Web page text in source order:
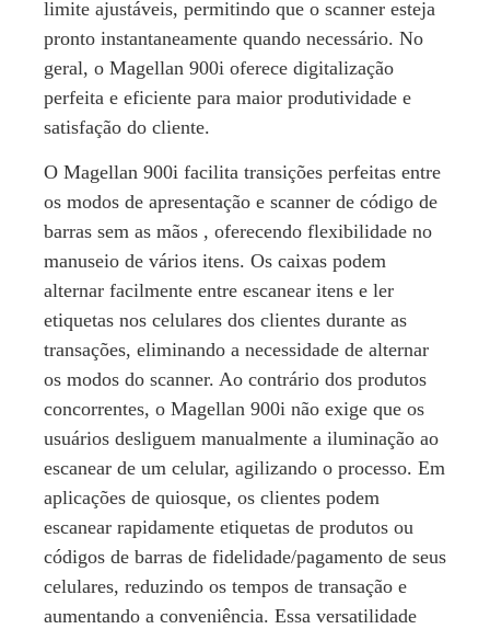
limite ajustáveis, permitindo que o scanner esteja
pronto instantaneamente quando necessário. No
geral, o Magellan 900i oferece digitalização
perfeita e eficiente para maior produtividade e
satisfação do cliente.
O Magellan 900i facilita transições perfeitas entre
os modos de apresentação e scanner de código de
barras sem as mãos , oferecendo flexibilidade no
manuseio de vários itens. Os caixas podem
alternar facilmente entre escanear itens e ler
etiquetas nos celulares dos clientes durante as
transações, eliminando a necessidade de alternar
os modos do scanner. Ao contrário dos produtos
concorrentes, o Magellan 900i não exige que os
usuários desliguem manualmente a iluminação ao
escanear de um celular, agilizando o processo. Em
aplicações de quiosque, os clientes podem
escanear rapidamente etiquetas de produtos ou
códigos de barras de fidelidade/pagamento de seus
celulares, reduzindo os tempos de transação e
aumentando a conveniência. Essa versatilidade